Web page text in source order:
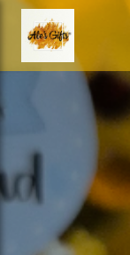
slideout